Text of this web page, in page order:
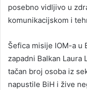
posebno vidljivo u
komunikacijskom i
Šefica misije IOM-a u
zapadni Balkan Laura
tačan broj osoba iz
napustile BiH i žive